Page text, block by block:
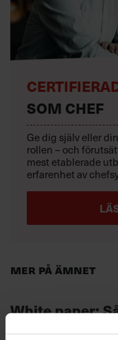
Mer på ämnet
White paper:
som ledare
SOM CHEF
Ge dig själv eller
rollen – och
mest etablerade
erfarenhet av